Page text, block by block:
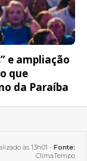
e ampliação
que
da Paraíba
às 13h01 - Fonte:
ClimaTempo